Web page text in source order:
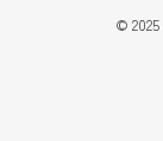
© 2025